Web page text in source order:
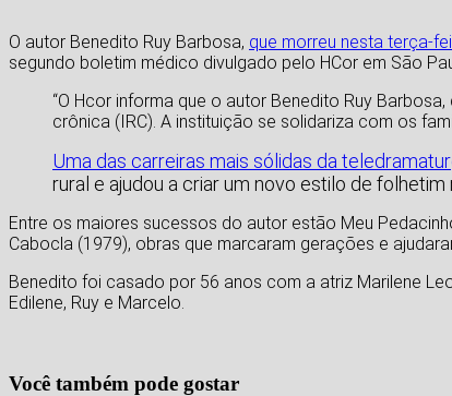
O autor Benedito Ruy Barbosa, que morreu nesta terça-
segundo boletim médico divulgado pelo HCor em São
“O Hcor informa que o autor Benedito Ruy
crônica (IRC). A instituição se solidariza com os
Uma das carreiras mais sólidas da
rural e ajudou a criar um novo estilo de folhetim
Entre os maiores sucessos do autor estão Meu
Cabocla (1979), obras que marcaram gerações e
Benedito foi casado por 56 anos com a atriz Marilene
Edilene, Ruy e Marcelo.
Você também pode gostar